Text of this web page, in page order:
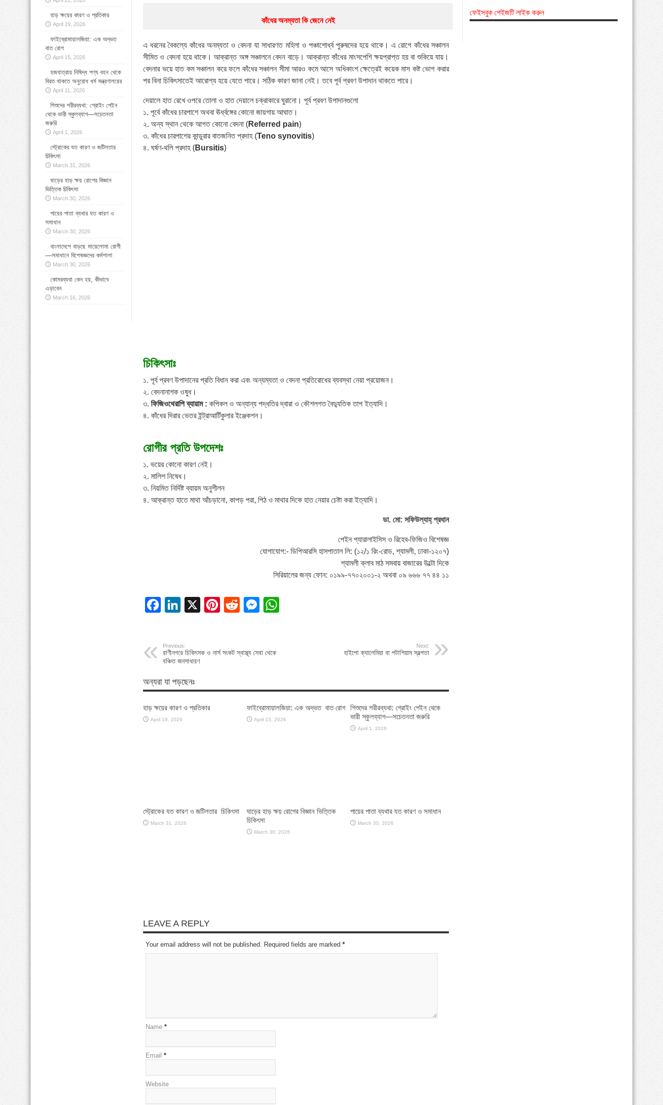
বাংলাদেশে বাড়ছে মায়েলোমা রোগী—সমাধানে বিশেষজ্ঞদের কর্মশালা
কাঁধের অনম্যতা কি জেনে নেই
এ ধরনের বৈকল্যে কাঁধের অনম্যতা ও বেদনা যা সাধারণত মহিলা ও পঞ্চাশোর্ধ্ব পুরুষদের হয়ে থাকে। এ রোগে কাঁধের সঞ্চালন
সীমিত ও বেদনা হয়ে থাকে। আক্রান্ত অঙ্গ সঞ্চালনে বেদন বাড়ে। আক্রান্ত কাঁধের মাংসপেশি ক্ষয়প্রাপ্ত হয় বা শুকিয়ে যায়।
বেদনার ভয়ে হাত কম সঞ্চালন করে ফলে কাঁধের সঞ্চালন সীমা আরও কমে আসে অধিকাংশ ক্ষেত্রেই কয়েক মাস কষ্ট ভোগ করার
পর বিনা চিকিৎসাতেই আরোগ্য হয়ে যেতে পারে। সঠিক কারণ জানা নেই। তবে পূর্ব প্রবণ উপাদান থাকতে পারে।
দেয়ালে হাত রেখে ওপরে তোলা ও হাত দেয়ালে চক্রাকারে ঘুরানো। পূর্ব প্রবণ উপাদানগুলো
১. পূর্বে কাঁধের চারপাশে অথবা ঊর্ধ্বঙ্গের কোনো জায়গায় আঘাত।
২. অন্য স্থান থেকে আগত কোনো বেদনা (Referred pain)
৩. কাঁধের চারপাশের কান্ডুরার বাতজনিত প্রদাহ (Teno synovitis)
৪. ঘর্ষণ-থলি প্রদাহ (Bursitis)
চিকিৎসাঃ
১. পূর্ব প্রবণ উপাদানের প্রতি বিধান করা এবং অন্যম্যতা ও বেদনা প্রতিরোধের ব্যবস্থা নেয়া প্রয়োজন।
২. বেদনানাশক ওষুধ।
৩. ফিজিওথেরাপি ব্যায়াম : কপিকল ও অন্যান্য পদ্ধতির দ্বারা ও কৌশলগত বৈদ্যুতিক তাপ ইত্যাদি।
৪. কাঁধের দিরার ভেতর ইন্ট্রাআর্টিকুলার ইঞ্জেকশন।
রোগীর প্রতি উপদেশঃ
১. ভয়ের কোনো কারণ নেই।
২. মালিশ নিষেধ।
৩. নিয়মিত নির্দিষ্ট ব্যায়ম অনুশীলন
৪. আক্রান্ত হাতে মাথা আঁচড়ানো, কাপড় পরা, পিঠ ও মাথার দিকে হাত নেয়ার চেষ্টা করা ইত্যাদি।
ডা. মো: সফিউল্যাহ্ প্রধান
পেইন প্যারালাইসিস ও রিহেব-ফিজিও বিশেষজ্ঞ
যোগাযোগ:- ডিপিআরসি হাসপাতাল লি: (১২/১ রিং-রোড, শ্যামলী, ঢাকা-১২০৭)
শ্যামলী ক্লাব মাঠ সমবায় বাজারের উল্টো দিকে
সিরিয়ালের জন্য ফোন: ০১৯৯-৭৭০২০০১-২ অথবা ০৯ ৬৬৬ ৭৭ ৪৪ ১১
Facebook
LinkedIn
X Pinterest
RedditMessenger
Previous:
রাণীনগরে চিকিৎসক ও নার্স সংকট স্বাস্থ্য সেবা থেকে
বঞ্চিত জনসাধারণ
Next:
হাইপো ক্যালেমিয়া বা পটাশিয়াম স্বল্পতা
অন্যরা যা পড়ছেনঃ
হাড় ক্ষয়ের কারণ ও প্রতিকার
April 19, 2026
ফাইব্রোমায়ালজিয়া: এক অদ্ভত বাত রোগ
April 15, 2026
শিশুদের শরীরব্যথা: গ্রোইং পেইন থেকে
ভারী স্কুলব্যাগ—সচেতনতা জরুরি
April 1, 2026
স্ট্রোকের যত কারণ ও জটিলতার চিকিৎসা
March 31, 2026
ঘাড়ের হাড় ক্ষয় রোগের বিজ্ঞান ভিত্তিক
চিকিৎসা
March 30, 2026
পায়ের পাতা ব্যথার যত কারণ ও সমাধান
March 30, 2026
LEAVE A REPLY
Your email address will not be published. Required fields are marked *
Name *
Email *
Website
হাড় ক্ষয়ের কারণ ও প্রতিকার
April 19, 2026
ফাইব্রোমায়ালজিয়া: এক অদ্ভত
বাত রোগ
April 15, 2026
হজযাত্রায় নিষিদ্ধ পণ্য বহন থেকে
বিরত থাকতে অনুরোধ ধর্ম মন্ত্রণালয়ের
April 11, 2026
শিশুদের শরীরব্যথা: গ্রোইং পেইন
থেকে ভারী স্কুলব্যাগ—সচেতনতা
জরুরি
April 1, 2026
স্ট্রোকের যত কারণ ও জটিলতার
চিকিৎসা
March 31, 2026
ঘাড়ের হাড় ক্ষয় রোগের বিজ্ঞান
ভিত্তিক চিকিৎসা
March 30, 2026
পায়ের পাতা ব্যথার যত কারণ ও
সমাধান
March 30, 2026
বাংলাদেশে বাড়ছে মায়েলোমা রোগী
—সমাধানে বিশেষজ্ঞদের কর্মশালা
March 30, 2026
কোমরব্যথা কেন হয়, কীভাবে
এড়াবেন
March 16, 2026
ফেইসবুক পেইজটি লাইক করুন